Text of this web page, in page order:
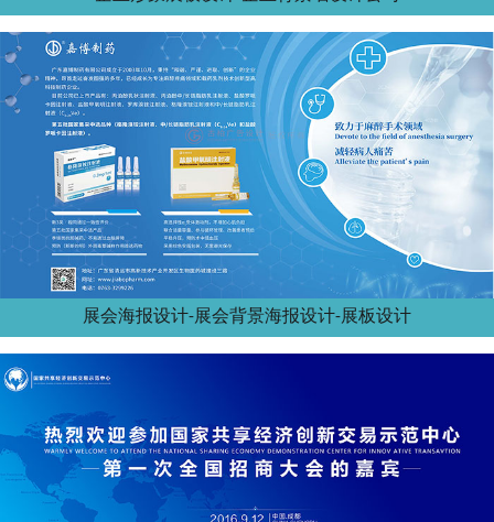
展会海报设计-展会背景海报设计-展板设计